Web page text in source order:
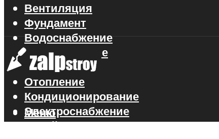
Вентиляция
Фундамент
Водоснабжение
Газоснабжение
Канализация
Отопление
Кондиционирование
Электроснабжение
Стройматериалы
Меню